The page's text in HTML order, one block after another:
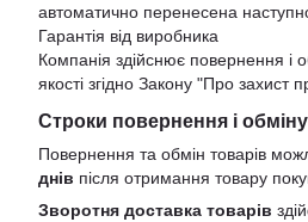
автоматично перенесена
Гарантія від виробника
Компанія здійснює повернення і
якості згідно Закону "Про захист
Строки повернення і обміну
Повернення та обмін товарів
днів після отримання товару
Зворотня доставка товарів